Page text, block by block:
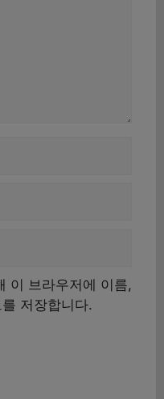
이 브라우저에 이름,
저장합니다.